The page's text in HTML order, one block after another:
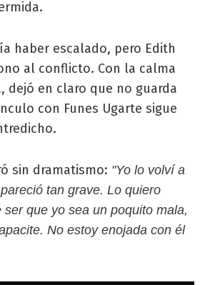
haber escalado, pero Edith
al conflicto. Con la calma
dejó en claro que no guarda
con Funes Ugarte sigue
sin dramatismo: "Yo lo volví a
tan grave. Lo quiero
que yo sea un poquito mala,
No estoy enojada con él